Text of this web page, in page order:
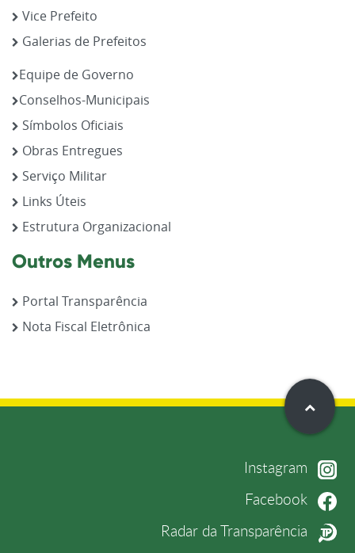
Vice Prefeito
Galerias de Prefeitos
Equipe de Governo
Conselhos-Municipais
Símbolos Oficiais
Obras Entregues
Serviço Militar
Links Úteis
Estrutura Organizacional
Outros Menus
Portal Transparência
Nota Fiscal Eletrônica
Instagram
Facebook
Radar da Transparência